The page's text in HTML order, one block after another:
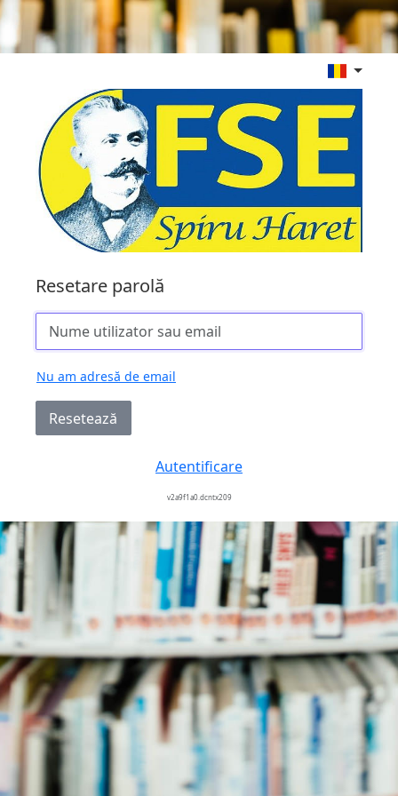
Resetare parolă
Nu am adresă de email
Resetează
Autentificare
v2a9f1a0.dcntx209